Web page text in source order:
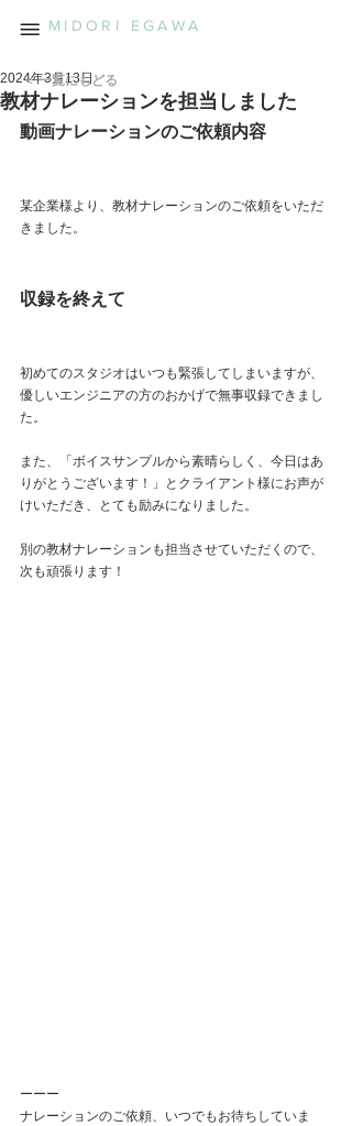
MIDORI EGAWA
教材ナレーションを担当しました
2024年3月13日
動画ナレーションのご依頼内容
某企業様より、教材ナレーションのご依頼をいただ
きました。
収録を終えて
初めてのスタジオはいつも緊張してしまいますが、
優しいエンジニアの方のおかげで無事収録できまし
た。
また、「ボイスサンプルから素晴らしく、今日はあ
りがとうございます！」とクライアント様にお声が
けいただき、とても励みになりました。
別の教材ナレーションも担当させていただくので、
次も頑張ります！
ーーー
ナレーションのご依頼、いつでもお待ちしていま
＜ 一覧にもどる